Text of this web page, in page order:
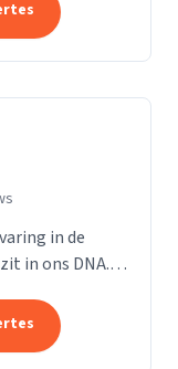
in de
in ons DNA.
Vakantie